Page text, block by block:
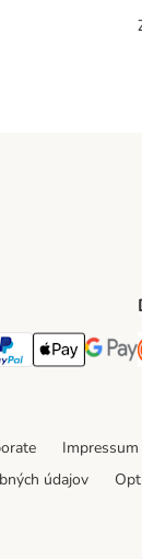
Method
Payment Method
Payment
Apple PayGoogle
Method
Impressum
údajov